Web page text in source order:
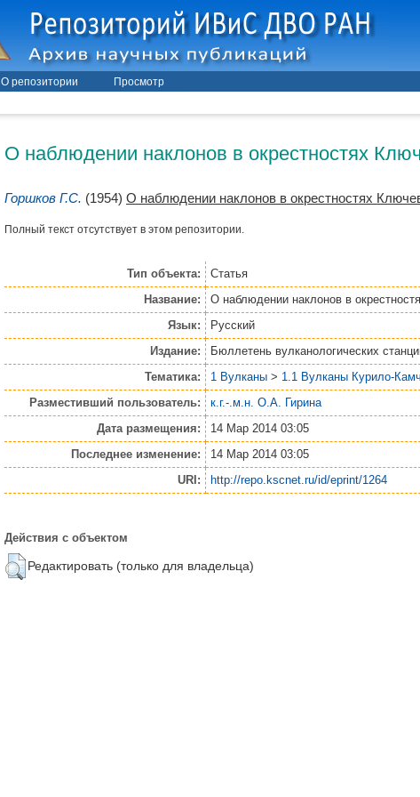
О репозитории Просмотр
О наблюдении наклонов в окрестностях
Горшков Г.С. (1954) О наблюдении наклонов в окрестностях
Полный текст отсутствует в этом репозитории.
Тип объекта:
Статья
Название:
О наблюдении наклонов в
Язык:
Русский
Издание:
Бюллетень вулканологических
Тематика:
1 Вулканы > 1.1 Вулканы Курило-
Разместивший пользователь:
к.г.-.м.н. О.А. Гирина
Дата размещения:
14 Мар 2014 03:05
Последнее изменение:
14 Мар 2014 03:05
URI:
http://repo.kscnet.ru/id/eprint/1264
Действия с объектом
Редактировать (только для владельца)